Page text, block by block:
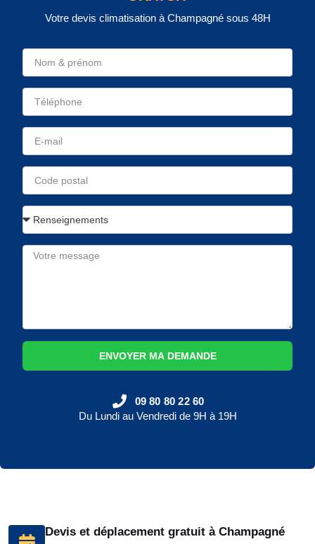
Devis et déplacement gratuit à Champagné
Votre devis climatisation à Champagné sous 48H
ENVOYER MA DEMANDE
09 80 80 22 60
Du Lundi au Vendredi de 9H à 19H